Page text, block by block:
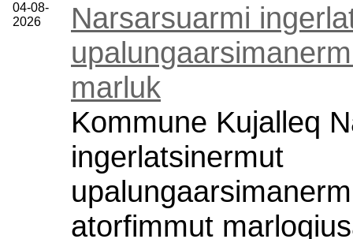
04-08-
2026
Narsarsuarmi
marluk
Kommune Kujalleq
ingerlatsinermut
atorfimmut